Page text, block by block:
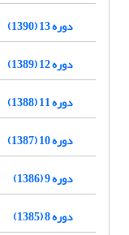
دوره 13 (1390)
دوره 12 (1389)
دوره 11 (1388)
دوره 10 (1387)
دوره 9 (1386)
دوره 8 (1385)